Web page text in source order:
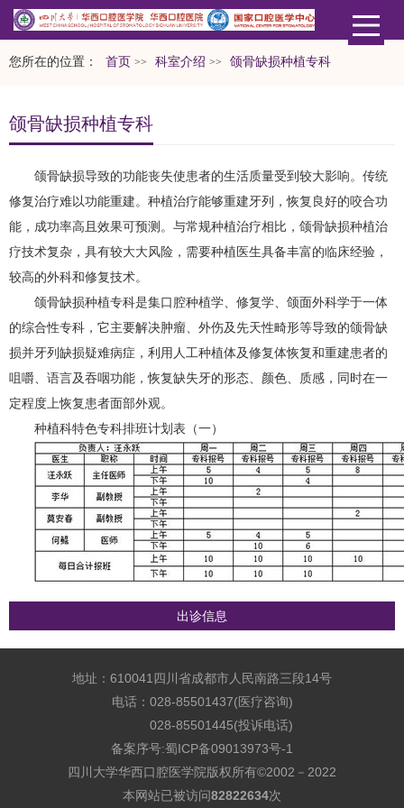
您所在的位置： 首页 >> 科室介绍 >> 颌骨缺损种植专科
颌骨缺损种植专科
颌骨缺损导致的功能丧失使患者的生活质量受到较大影响。传统
修复治疗难以功能重建。种植治疗能够重建牙列，恢复良好的咬合功
能，成功率高且效果可预测。与常规种植治疗相比，颌骨缺损种植治
疗技术复杂，具有较大大风险，需要种植医生具备丰富的临床经验，
较高的外科和修复技术。
颌骨缺损种植专科是集口腔种植学、修复学、颌面外科学于一体
的综合性专科，它主要解决肿瘤、外伤及先天性畸形等导致的颌骨缺
损并牙列缺损疑难病症，利用人工种植体及修复体恢复和重建患者的
咀嚼、语言及吞咽功能，恢复缺失牙的形态、颜色、质感，同时在一
定程度上恢复患者面部外观。
种植科特色专科排班计划表（一）
出诊信息
地址：610041四川省成都市人民南路三段14号
电话：028-85501437(医疗咨询)
028-85501445(投诉电话)
备案序号:蜀ICP备09013973号-1
四川大学华西口腔医学院版权所有©2002－2022
本网站已被访问82822634次